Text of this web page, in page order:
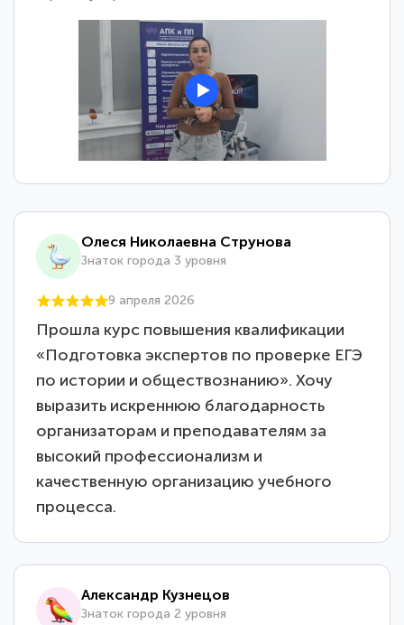
Олеся Николаевна Струнова
Знаток города 3 уровня
9 апреля 2026
Прошла курс повышения квалификации
«Подготовка экспертов по проверке ЕГЭ
по истории и обществознанию». Хочу
выразить искреннюю благодарность
организаторам и преподавателям за
высокий профессионализм и
качественную организацию учебного
процесса.
Александр Кузнецов
Знаток города 2 уровня